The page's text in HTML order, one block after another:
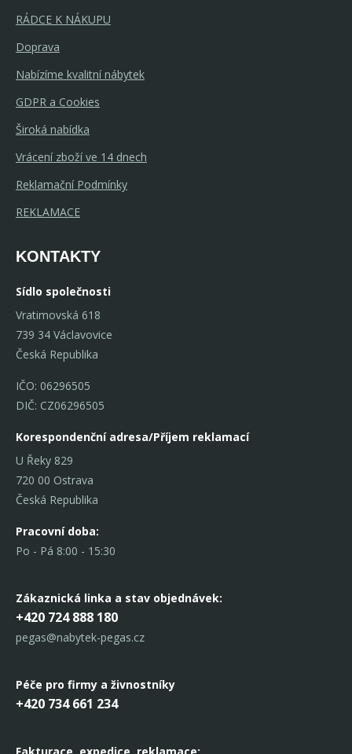
RÁDCE K NÁKUPU
Doprava
Nabízíme kvalitní nábytek
GDPR a Cookies
Široká nabídka
Vrácení zboží ve 14 dnech
Reklamační Podmínky
REKLAMACE
KONTAKTY
Sídlo společnosti
Vratimovská 618
739 34 Václavovice
Česká Republika
IČO: 06296505
DIČ: CZ06296505
Korespondenční adresa/Příjem reklamací
U Řeky 829
720 00 Ostrava
Česká Republika
Pracovní doba:
Po - Pá 8:00 - 15:30
Zákaznická linka a stav objednávek:
+420 724 888 180
pegas@nabytek-pegas.cz
Péče pro firmy a živnostníky
+420 734 661 234